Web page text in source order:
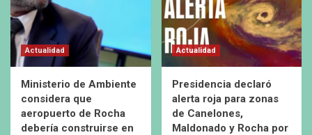
Actualidad
Ministerio de Ambiente
considera que
aeropuerto de Rocha
debería construirse en
Actualidad
Presidencia declaró
alerta roja para zonas
de Canelones,
Maldonado y Rocha por